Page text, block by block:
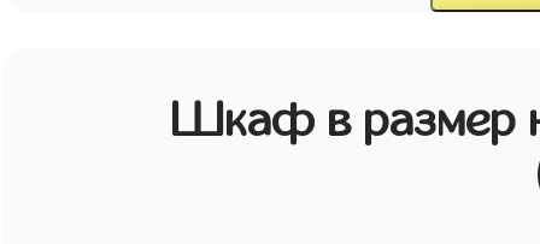
Шкаф в размер